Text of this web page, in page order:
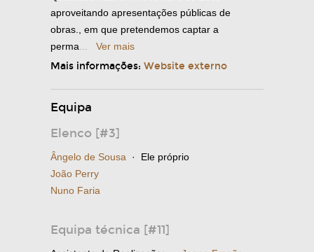
aproveitando apresentações públicas de
obras., em que pretendemos captar a
perma... Ver mais
Mais informações: Website externo
Equipa
Elenco [#3]
Ângelo de Sousa · Ele próprio
João Perry
Nuno Faria
Equipa técnica [#11]